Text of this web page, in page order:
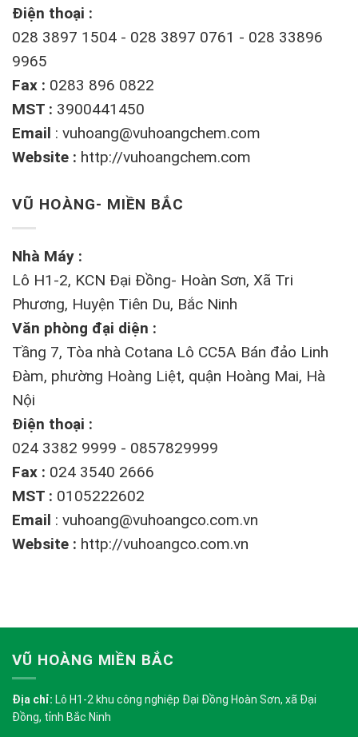
Điện thoại :
028 3897 1504 - 028 3897 0761 - 028 33896
9965
Fax : 0283 896 0822
MST : 3900441450
Email : vuhoang@vuhoangchem.com
Website : http://vuhoangchem.com
VŨ HOÀNG- MIỀN BẮC
Nhà Máy :
Lô H1-2, KCN Đại Đồng- Hoàn Sơn, Xã Tri
Phương, Huyện Tiên Du, Bắc Ninh
Văn phòng đại diện :
Tầng 7, Tòa nhà Cotana Lô CC5A Bán đảo Linh
Đàm, phường Hoàng Liệt, quận Hoàng Mai, Hà
Nội
Điện thoại :
024 3382 9999 - 0857829999
Fax : 024 3540 2666
MST : 0105222602
Email : vuhoang@vuhoangco.com.vn
Website : http://vuhoangco.com.vn
VŨ HOÀNG MIỀN BẮC
Địa chỉ: Lô H1-2 khu công nghiệp Đại Đồng Hoàn Sơn, xã Đại
Đồng, tỉnh Bắc Ninh